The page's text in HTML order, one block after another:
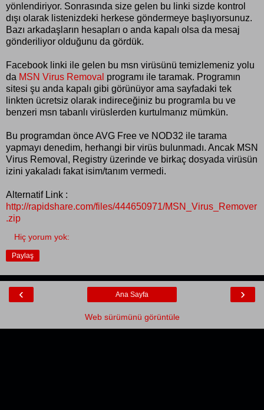
yönlendiriyor. Sonrasında size gelen bu linki sizde kontrol
dışı olarak listenizdeki herkese göndermeye başlıyorsunuz.
Bazı arkadaşların hesapları o anda kapalı olsa da mesaj
gönderiliyor olduğunu da gördük.
Facebook linki ile gelen bu msn virüsünü temizlemeniz yolu
da MSN Virus Removal programı ile taramak. Programın
sitesi şu anda kapalı gibi görünüyor ama sayfadaki tek
linkten ücretsiz olarak indireceğiniz bu programla bu ve
benzeri msn tabanlı virüslerden kurtulmanız mümkün.
Bu programdan önce AVG Free ve NOD32 ile tarama
yapmayı denedim, herhangi bir virüs bulunmadı. Ancak MSN
Virus Removal, Registry üzerinde ve birkaç dosyada virüsün
izini yakaladı fakat isim/tanım vermedi.
Alternatif Link :
http://rapidshare.com/files/444650971/MSN_Virus_Remover
.zip
Hiç yorum yok:
Paylaş
‹ ›
Ana Sayfa
Web sürümünü görüntüle